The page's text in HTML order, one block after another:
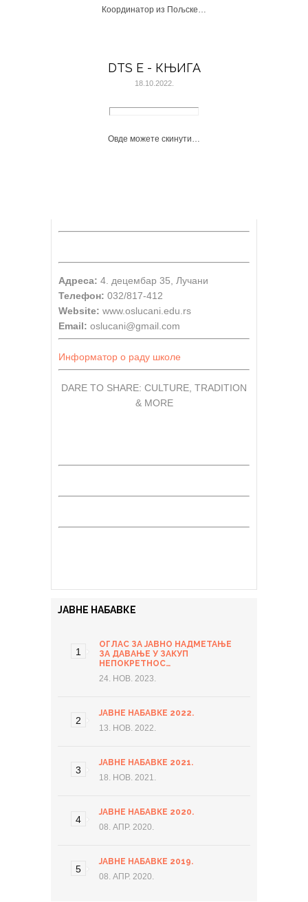
Координатор из Пољске…
DTS E - КЊИГА
18.10.2022.
Овде можете скинути…
Адреса: 4. децембар 35, Лучани
Телефон: 032/817-412
Website: www.oslucani.edu.rs
Email: oslucani@gmail.com
Информатор о раду школе
DARE TO SHARE: CULTURE, TRADITION
& MORE
ЈАВНЕ НАБАВКЕ
ОГЛАС ЗА ЈАВНО НАДМЕТАЊЕ
ЗА ДАВАЊЕ У ЗАКУП
НЕПОКРЕТНОС…
24. НОВ. 2023.
ЈАВНЕ НАБАВКЕ 2022.
13. НОВ. 2022.
ЈАВНЕ НАБАВКЕ 2021.
18. НОВ. 2021.
ЈАВНЕ НАБАВКЕ 2020.
08. АПР. 2020.
ЈАВНЕ НАБАВКЕ 2019.
08. АПР. 2020.